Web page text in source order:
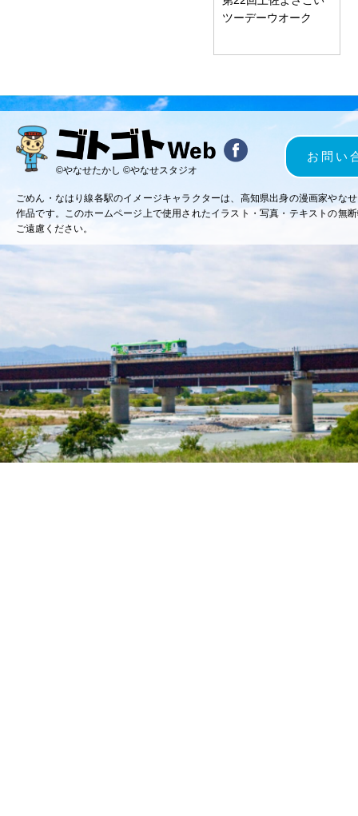
ツーデーウオーク
©やなせたかし ©やなせスタジオ
お問い
ごめん・なはり線各駅のイメージキャラクターは、高知県出身の漫画家やな
作品です。このホームページ上で使用されたイラスト・写真・テキストの無
ご遠慮ください。